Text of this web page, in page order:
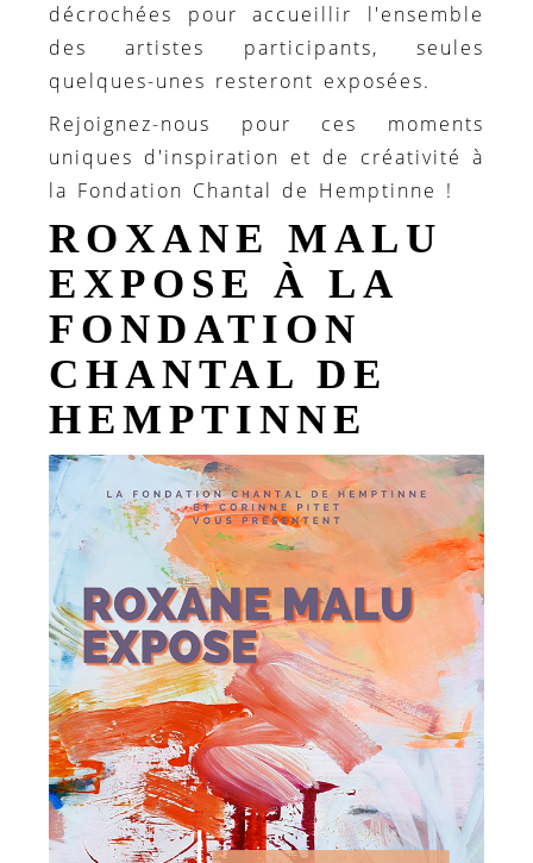
décrochées pour accueillir l'ensemble
des artistes participants, seules
quelques-unes resteront exposées.
Rejoignez-nous pour ces moments
uniques d'inspiration et de créativité à
la Fondation Chantal de Hemptinne !
ROXANE MALU
EXPOSE À LA
FONDATION
CHANTAL DE
HEMPTINNE